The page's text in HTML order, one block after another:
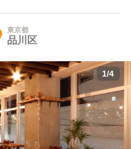
東京都
品川区
1/4